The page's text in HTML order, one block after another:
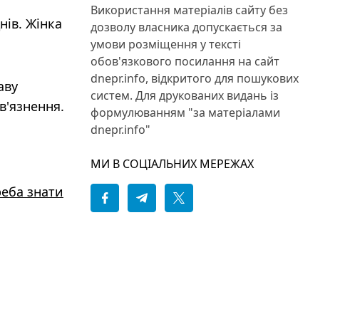
Жінка
знати
Використання матеріалів сайту без
дозволу власника допускається за
умови розміщення у тексті
обов'язкового посилання на сайт
dnepr.info, відкритого для пошукових
систем. Для друкованих видань із
формулюванням "за матеріалами
dnepr.info"
МИ В СОЦІАЛЬНИХ МЕРЕЖАХ